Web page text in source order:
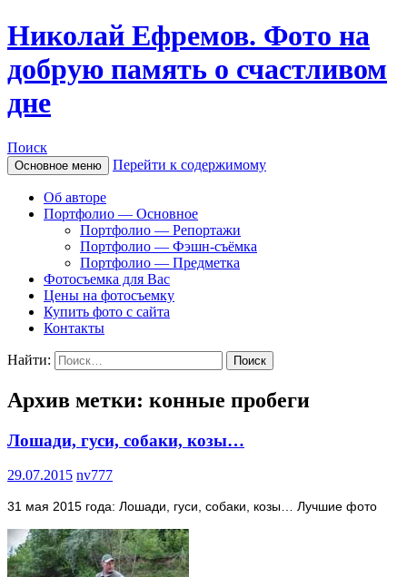
Николай Ефремов. Фото на
добрую память о счастливом
дне
Поиск
Основное меню Перейти к содержимому
Об авторе
Портфолио — Основное
Портфолио — Репортажи
Портфолио — Фэшн-съёмка
Портфолио — Предметка
Фотосъемка для Вас
Цены на фотосъемку
Купить фото с сайта
Контакты
Найти:
Архив метки: конные пробеги
Лошади, гуси, собаки, козы…
29.07.2015 nv777
31 мая 2015 года: Лошади, гуси, собаки, козы… Лучшие фото